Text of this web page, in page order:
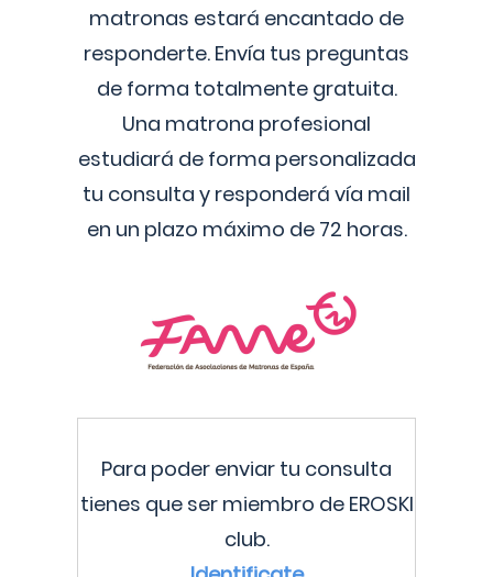
matronas estará encantado de
responderte. Envía tus preguntas
de forma totalmente gratuita.
Una matrona profesional
estudiará de forma personalizada
tu consulta y responderá vía mail
en un plazo máximo de 72 horas.
Para poder enviar tu consulta
tienes que ser miembro de EROSKI
club.